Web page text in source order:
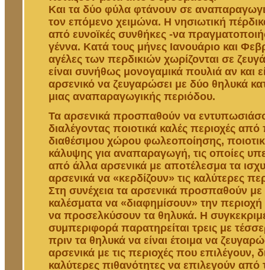
Και τα δύο φύλα φτάνουν σε
τον επόμενο χειμώνα. Η νησιωτική
από ευνοϊκές συνθήκες -να
γέννα. Κατά τους μήνες Ιανουάριο και
αγέλες των περδικιών χωρίζονται σε
είναι συνήθως μονογαμικά πουλιά αν και
αρσενικό να ζευγαρώσει με δύο θηλυκά
μιας αναπαραγωγικής περιόδου.
Τα αρσενικά προσπαθούν να
διαλέγοντας ποιοτικά καλές περιοχές
διαθέσιμου χώρου φωλεοποίησης,
κάλυψης για αναπαραγωγή, τις οποίες
από άλλα αρσενικά με αποτέλεσμα τα
αρσενικά να «κερδίζουν» τις καλύτερες
Στη συνέχεια τα αρσενικά προσπαθούν με
καλέσματα να «διαφημίσουν» την περιοχή
να προσελκύσουν τα θηλυκά. Η
συμπεριφορά παρατηρείται τρεις με
πριν τα θηλυκά να είναι έτοιμα να
αρσενικά με τις περιοχές που επιλέγουν,
καλύτερες πιθανότητες να επιλεγούν από